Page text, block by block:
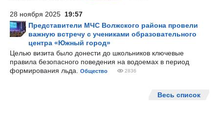
28 ноября 2025 19:57
Представители МЧС Волжского района провели
важную встречу с учениками образовательного
центра «Южный город»
Целью визита было донести до школьников ключевые
правила безопасного поведения на водоемах в период
формирования льда.
Общество 2836
Весь список